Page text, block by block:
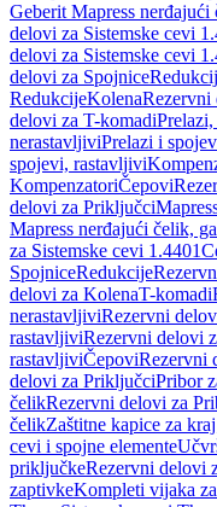
Geberit Mapress nerđajući
delovi za Sistemske cevi
delovi za Sistemske cevi
delovi za Spojnice
RedukcijeKolenaRezervni
delovi za T-komadi
nerastavljiviPrelazi i
spojevi, rastavljivi
KompenzatoriČepovi
delovi za Priključci
Mapress nerđajući čelik,
za Sistemske cevi 1.4401
SpojniceRedukcije
delovi za KolenaT-komadi
nerastavljiviRezervni
rastavljiviRezervni delovi
rastavljiviČepoviRezervni
delovi za PriključciPribor
čelikRezervni delovi za
čelikZaštitne kapice za
cevi i spojne elemente
priključkeRezervni delovi
zaptivkeKompleti vijaka